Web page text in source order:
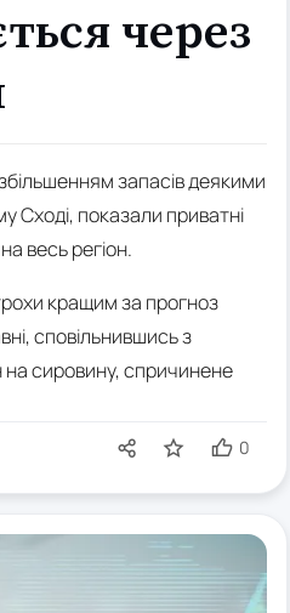
через
запасів деякими
Сході, показали приватні
весь регіон.
кращим за прогноз
сповільнившись з
на сировину, спричинене
0